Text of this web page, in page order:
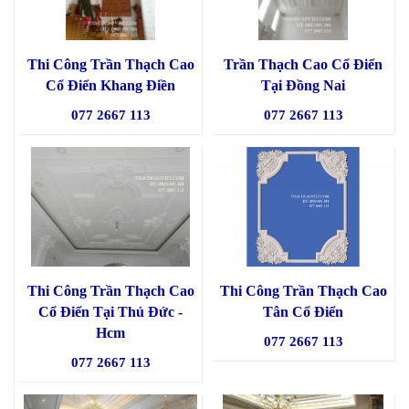
Thi Công Trần Thạch Cao
Cổ Điển Khang Điền
077 2667 113
Trần Thạch Cao Cổ Điển
Tại Đồng Nai
077 2667 113
Thi Công Trần Thạch Cao
Cổ Điển Tại Thủ Đức -
Hcm
077 2667 113
Thi Công Trần Thạch Cao
Tân Cổ Điển
077 2667 113